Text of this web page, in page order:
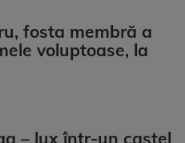
fosta membră a
voluptoase, la
– lux într-un castel